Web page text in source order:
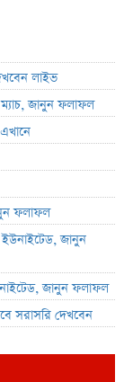
লাইভ
ম্যাচ, জানুন ফলাফল
ফলাফল
ইউনাইটেড, জানুন
জানুন ফলাফল
সরাসরি দেখবেন